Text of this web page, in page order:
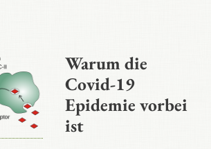
Warum die
Covid-19
Epidemie vorbei
ist